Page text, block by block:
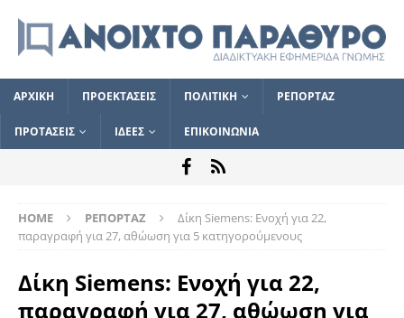
ΑΡΧΙΚΗ ΠΡΟΕΚΤΑΣΕΙΣ ΠΟΛΙΤΙΚΗ ΡΕΠΟΡΤΑΖ
ΠΡΟΤΑΣΕΙΣ ΙΔΕΕΣ ΕΠΙΚΟΙΝΩΝΙΑ
HOME ΡΕΠΟΡΤΑΖ
Δίκη Siemens: Ενοχή για 22,
παραγραφή για 27, αθώωση για 5 κατηγορούμενους
Δίκη Siemens: Ενοχή για 22,
παραγραφή για 27, αθώωση για